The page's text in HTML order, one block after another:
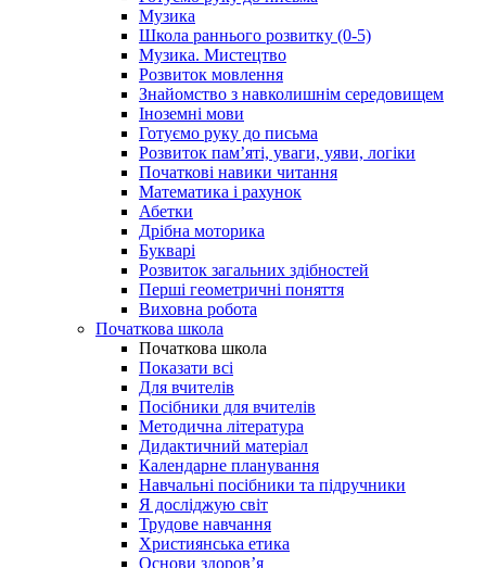
Музика
Школа раннього розвитку (0-5)
Музика. Мистецтво
Розвиток мовлення
Знайомство з навколишнім середовищем
Іноземні мови
Готуємо руку до письма
Розвиток пам’яті, уваги, уяви, логіки
Початкові навики читання
Математика і рахунок
Абетки
Дрібна моторика
Букварі
Розвиток загальних здібностей
Перші геометричні поняття
Виховна робота
Початкова школа
Початкова школа
Показати всі
Для вчителів
Посібники для вчителів
Методична література
Дидактичний матеріал
Календарне планування
Навчальні посібники та підручники
Я досліджую світ
Трудове навчання
Християнська етика
Основи здоров’я